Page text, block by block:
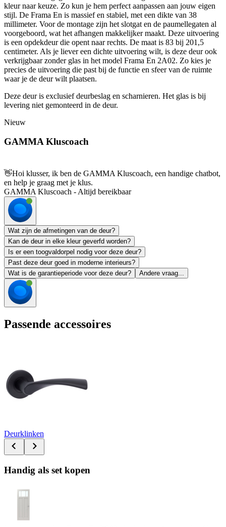
kleur naar keuze. Zo kun je hem perfect aanpassen aan jouw eigen
stijl. De Frama En is massief en stabiel, met een dikte van 38
millimeter. Voor de montage zijn het slotgat en de paumellegaten al
voorgeboord, wat het afhangen makkelijker maakt. Deze uitvoering
is een opdekdeur die opent naar rechts. De maat is 83 bij 201,5
centimeter. Als je liever een dichte uitvoering wilt, is deze deur ook
verkrijgbaar zonder glas in het model Frama En 2A02. Zo kies je
precies de uitvoering die past bij de functie en sfeer van de ruimte
waar je de deur wilt plaatsen.
Deze deur is exclusief deurbeslag en scharnieren. Het glas is bij
levering niet gemonteerd in de deur.
Nieuw
GAMMA Kluscoach
👋Hoi klusser, ik ben de GAMMA Kluscoach, een handige chatbot,
en help je graag met je klus.
GAMMA Kluscoach - Altijd bereikbaar
Wat zijn de afmetingen van de deur?
Kan de deur in elke kleur geverfd worden?
Is er een toogvaldorpel nodig voor deze deur?
Past deze deur goed in moderne interieurs?
Wat is de garantieperiode voor deze deur?
Andere vraag...
Passende accessoires
Deurklinken
Handig als set kopen